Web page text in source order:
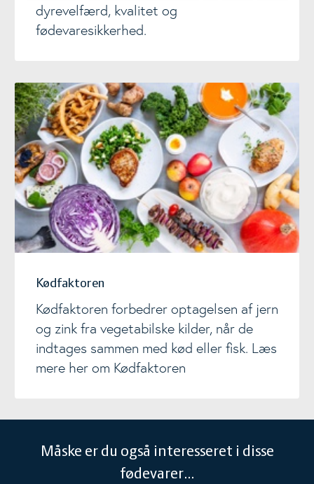
dyrevelfærd, kvalitet og
fødevaresikkerhed.
Kødfaktoren
Kødfaktoren forbedrer optagelsen af jern
og zink fra vegetabilske kilder, når de
indtages sammen med kød eller fisk. Læs
mere her om Kødfaktoren
Kødfaktoren
Måske er du også interesseret i disse
fødevarer...